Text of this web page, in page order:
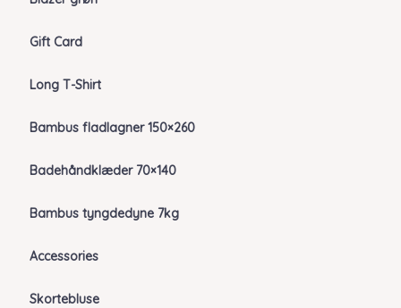
Gift Card
Long T-Shirt
Bambus fladlagner 150×260
Badehåndklæder 70×140
Bambus tyngdedyne 7kg
Accessories
Skortebluse